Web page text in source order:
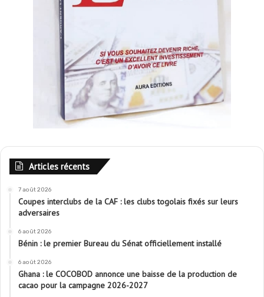
Articles récents
7 août 2026
Coupes interclubs de la CAF : les clubs togolais fixés sur leurs
adversaires
6 août 2026
Bénin : le premier Bureau du Sénat officiellement installé
6 août 2026
Ghana : le COCOBOD annonce une baisse de la production de
cacao pour la campagne 2026-2027